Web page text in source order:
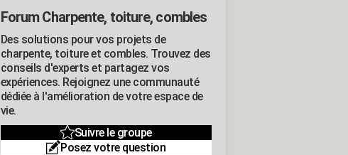
Forum Charpente, toiture, combles
Des solutions pour vos projets de
charpente, toiture et combles. Trouvez des
conseils d'experts et partagez vos
expériences. Rejoignez une communauté
dédiée à l'amélioration de votre espace de
vie.
Suivre le groupe
Posez votre question